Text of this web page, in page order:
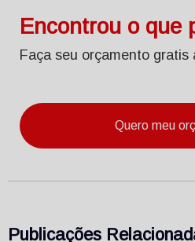
Encontrou o que
Faça seu orçamento gratis
Quero meu
Publicações